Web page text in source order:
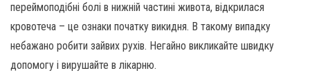
переймоподібні болі в нижній частині живота, відкрилася
кровотеча – це ознаки початку викидня. В такому випадку
небажано робити зайвих рухів. Негайно викликайте швидку
допомогу і вирушайте в лікарню.